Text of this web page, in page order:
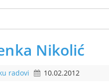
Nikolić
radovi 10.02.2012